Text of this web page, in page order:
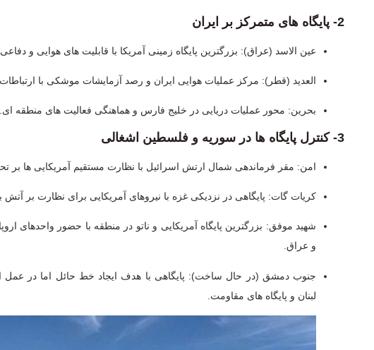
2- پایگاه های متمرکز بر ایران
عین الاسد (عراق): بزرگترین پایگاه زمینی آمریکا با قابلیت های هوایی و دفاعی.
العدید (قطر): مرکز عملیات هوایی ایران و رصد آزمایشات موشکی با ارتباطات
بحرین: محور عملیات دریایی در خلیج فارس و هماهنگی فعالیت های منطقه ای.
3- کنترل پایگاه ها در سوریه و فلسطین اشغالی
امن: مقر فرماندهی شمال ارتش اسرائیل با نظارت مستقیم آمریکایی ها بر
کریات گات: پایگاهی در نزدیکی غزه با نیروهای آمریکایی برای نظارت بر
شهید موفق: بزرگترین پایگاه آمریکایی و ناتو در منطقه با حضور واحدهای
و عراق.
جنوب دمشق (در حال ساخت): پایگاهی با هدف ایجاد خط حائل اما در
لبنان و پایگاه های مقاومت.